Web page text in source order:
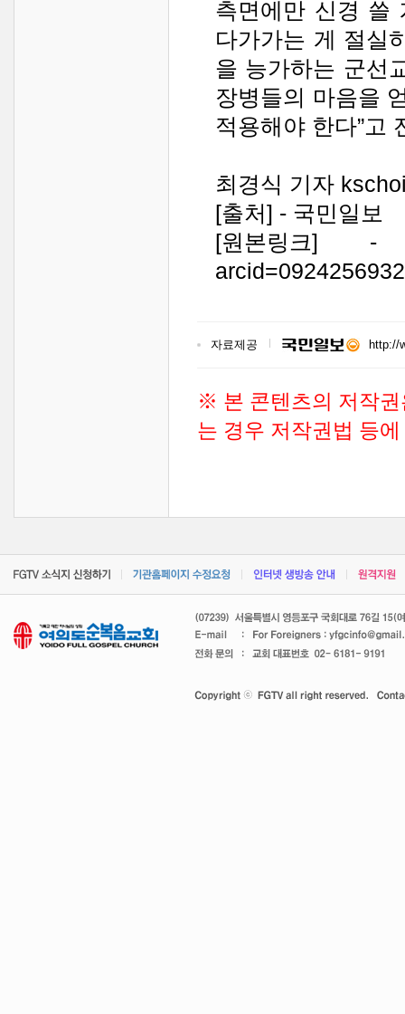
측면에만 신경 쓸
다가가는 게 절실
을 능가하는 군선
장병들의 마음을
적용해야 한다”고
최경식 기자
[출처] - 국민일보
[원본링크] -
자료제공 http://
※ 본 콘텐츠의 저작권
는 경우 저작권법 등